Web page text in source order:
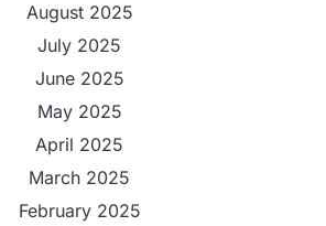
August 2025
July 2025
June 2025
May 2025
April 2025
March 2025
February 2025